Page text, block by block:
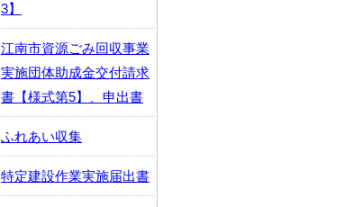
3】
江南市資源ごみ回収事業
実施団体助成金交付請求
書【様式第5】、申出書
ふれあい収集
特定建設作業実施届出書